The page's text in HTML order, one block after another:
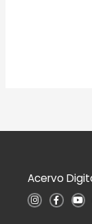
Acervo
I
n
F
a
Y
o